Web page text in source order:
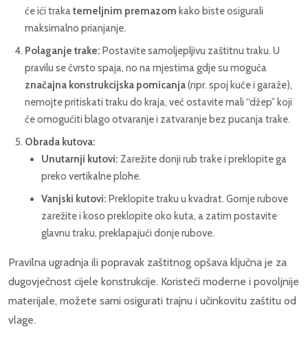
će ići trakatemeljnim premazom kako biste osigurali
maksimalno prianjanje.
Polaganje trake: Postavite samoljepljivu zaštitnu traku. U
pravilu se čvrsto spaja, no na mjestima gdje su moguća
značajna konstrukcijska pomicanja(npr. spoj kuće i garaže),
nemojte pritiskati traku do kraja, već ostavite mali “džep” koji
će omogućiti blago otvaranje i zatvaranje bez pucanja trake.
Obrada kutova:
Unutarnji kutovi: Zarežite donji rub trake i preklopite ga
preko vertikalne plohe.
Vanjski kutovi: Preklopite traku u kvadrat. Gornje rubove
zarežite i koso preklopite oko kuta, a zatim postavite
glavnu traku, preklapajući donje rubove.
Pravilna ugradnja ili popravak zaštitnog opšava ključna je za
dugovječnost cijele konstrukcije. Koristeći moderne i povoljnije
materijale, možete sami osigurati trajnu i učinkovitu zaštitu od
vlage.